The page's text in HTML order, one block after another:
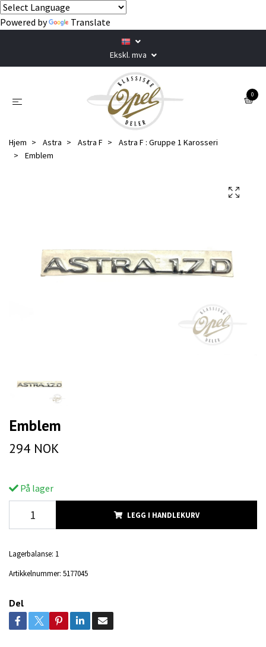
Powered by Translate
Ekskl. mva
0
Hjem Astra Astra F
Astra F : Gruppe 1 Karosseri
Emblem
Emblem
294 NOK
På lager
LEGG I HANDLEKURV
Lagerbalanse: 1
Artikkelnummer: 5177045
Del